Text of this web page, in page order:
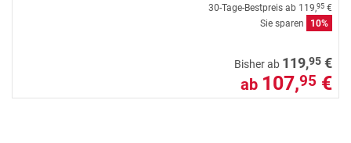
30-Tage-Bestpreis ab 119,95 €
Sie sparen
10%
Bisher ab 119,95 €
ab 107,95 €